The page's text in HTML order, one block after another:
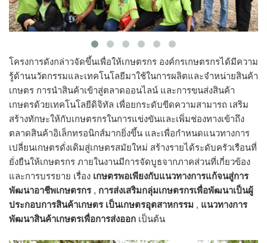
โครงการดังกล่าวจัดขึ้นเพื่อให้เกษตรกร องค์กรเกษตรกรได้มีความ
รู้ด้านนวัตกรรมและเทคโนโลยีมาใช้ในการผลิตและจำหน่ายสินค้า
เกษตร การนำสินค้าเข้าสู่ตลาดออนไลน์ และการขนส่งสินค้า
เกษตรด้วยเทคโนโลยีดิจิทัล เพื่อยกระดับขีดความสามารถ เสริม
สร้างทักษะให้กับเกษตรกรในการแข่งขันและเพิ่มช่องทางเข้าถึง
ตลาดสินค้าอิเล็กทรอนิกส์มากยิ่งขึ้น และเพื่อกำหนดแนวทางการ
เปลี่ยนเกษตรดั่งเดิมสู่เกษตรสมัยใหม่ สร้างรายได้ระดับครัวเรือนที่
ยั่งยืนให้เกษตรกร ภายในงานมีการจัดบูธจากภาคส่วนที่เกี่ยวข้อง
และการบรรยาย เรื่อง เกษตรพอเพียงกับแนวทางการแก้จนสู่การ
พัฒนาอาชีพเกษตรกร, การส่งเสริมกลุ่มเกษตรกรเพื่อพัฒนาเป็นผู้
ประกอบการสินค้าเกษตร เป็นเกษตรอุตสาหกรรม , แนวทางการ
พัฒนาสินค้าเกษตรเพื่อการส่งออก เป็นต้น